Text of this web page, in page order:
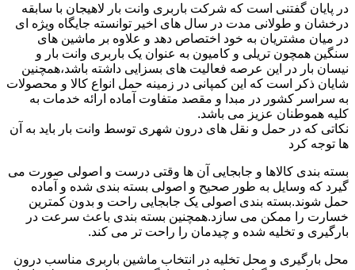
در پایان گفتنی است که شرکت باربری وانت بار لاهیجان با سابقه
درخشان و طولانی مدت در سال های اخیر توانسته جایگاه ویژه ای
در میان مشتریان به خود اختصاص دهد و علاوه بر ماشین های
سنگین همچون تریلی و کامیون به عنوان یک باربری وانت بار و
نیسان بار در این عرصه فعالیت های بسزایی داشته باشد،همچنین
شایان ذکر است که این کمپانی در زمینه حمل انواع کالا و محصولات
به سراسر کشور در مبدا و مقصد متفاوت آماده ارائه خدمات به
کلیه هموطنان عزیز می باشد.
نکاتی که در حمل و نقل های درون شهری توسط وانت بار باید به آن
ها توجه کرد
بسته بندی کالاها و جابجایی آن ها وقتی درست و اصولی صورت می
گیرد که وسایل به طور صحیح و اصولی بسته بندی شده و آماده
حمل شوند.بسته بندی اصولی یک جابجایی راحت و بدون کمترین
خسارت را ممکن می سازد.همچنین بسته بندی باعث سرعت در
بارگیری و تخلیه شده و چیدمان را راحت تر می کند.
محل بارگیری و محل تخلیه در انتخاب ماشین باربری مناسب درون